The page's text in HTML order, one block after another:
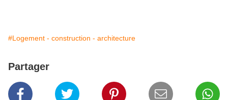
#Logement - construction - architecture
Partager